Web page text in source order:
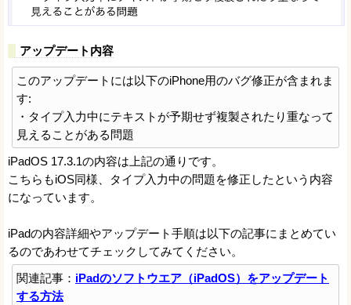
アップデート内容
このアップデートには以下のiPhone用のバグ修正が含まれま
す:
・タイプ入力中にテキストが予期せず複製されたり重なって
見えることがある問題
iPadOS 17.3.1の内容は上記の通りです。
こちらもiOS同様、タイプ入力中の問題を修正したという内容
になっています。
iPadの内容詳細やアップデート手順は以下の記事にまとめてい
るのであわせてチェックしてみてください。
関連記事： iPadのソフトウエア（iPadOS）をアップデート
する方法